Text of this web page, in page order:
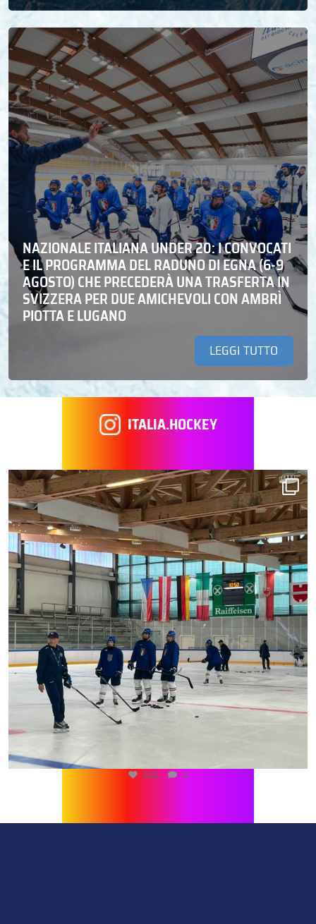
NAZIONALE ITALIANA UNDER 20: I CONVOCATI
E IL PROGRAMMA DEL RADUNO DI EGNA (6-9
AGOSTO) CHE PRECEDERÀ UNA TRASFERTA IN
SVIZZERA PER DUE AMICHEVOLI CON AMBRÌ
PIOTTA E LUGANO
LEGGI TUTTO
ITALIA.HOCKEY
540 0